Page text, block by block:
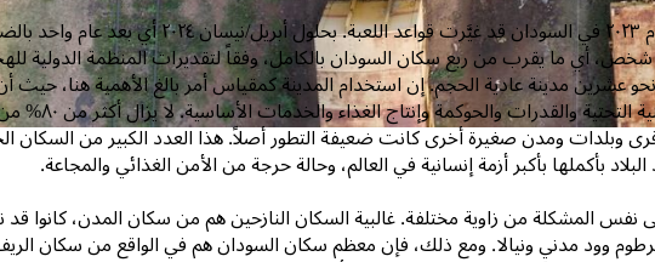
إن أحداث عام ٢٠٢٣ في السودان قد غيَّرت قواعد
أي ما يقرب من ربع سكان السودان بالكامل، وفقاً لتقديرات المنظمة الدولية
عشرين مدينة عادية الحجم. إن استخدام المدينة كمقياس أمر بالغ الأهمية هنا،
معين من
وبلدات ومدن صغيرة أخرى كانت ضعيفة التطور أصلاً. هذا العدد الكبير من السكان
البلاد بأكملها بأكبر أزمة إنسانية في العالم، وحالة حرجة من الأمن الغذائي والمجاعة.
نفس المشكلة من زاوية مختلفة. غالبية السكان النازحين هم من سكان المدن، كانوا
وود مدني ونيالا. ومع ذلك، فإن معظم سكان السودان هم في الواقع من سكان